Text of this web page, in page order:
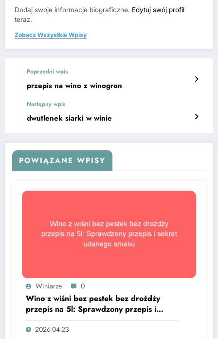
Dodaj swoje informacje biograficzne. Edytuj swój profil
teraz.
Zobacz Wszystkie Wpisy
Poprzedni wpis
przepis na wino z winogron
Następny wpis
dwutlenek siarki w winie
POWIĄZANE WPISY
Winiarze 0
Wino z wiśni bez pestek bez drożdży
przepis na 5l: Sprawdzony przepis i
sekret udanego smaku
2026-04-23